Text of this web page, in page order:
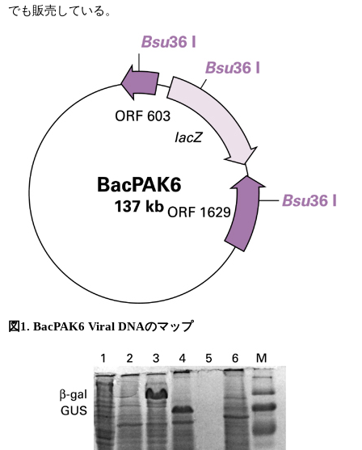
でも販売している。
図1. BacPAK6 Viral DNAのマップ